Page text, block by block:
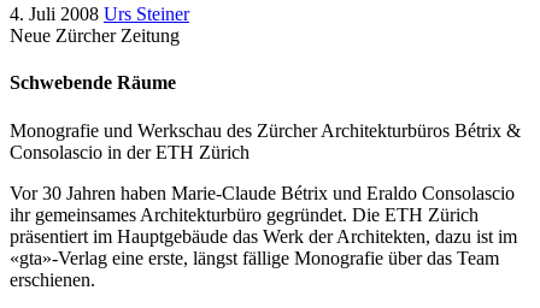
4. Juli 2008 Urs Steiner
Neue Zürcher Zeitung
Schwebende Räume
Monografie und Werkschau des Zürcher Architekturbüros Bétrix &
Consolascio in der ETH Zürich
Vor 30 Jahren haben Marie-Claude Bétrix und Eraldo Consolascio
ihr gemeinsames Architekturbüro gegründet. Die ETH Zürich
präsentiert im Hauptgebäude das Werk der Architekten, dazu ist im
«gta»-Verlag eine erste, längst fällige Monografie über das Team
erschienen.